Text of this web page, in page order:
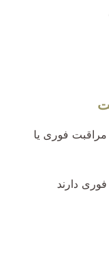
مراقبت فوری یا
دارند